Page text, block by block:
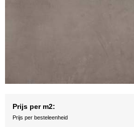
Prijs per m2:
Prijs per besteleenheid